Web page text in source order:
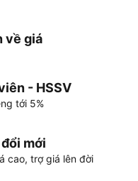
về giá
- HSSV
tới 5%
mới
cao, trợ giá lên đời